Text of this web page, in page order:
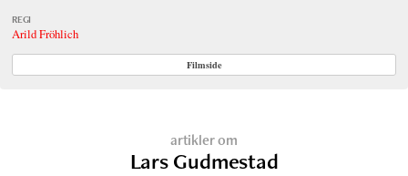
REGI
Arild Fröhlich
Filmside
artikler om
Lars Gudmestad